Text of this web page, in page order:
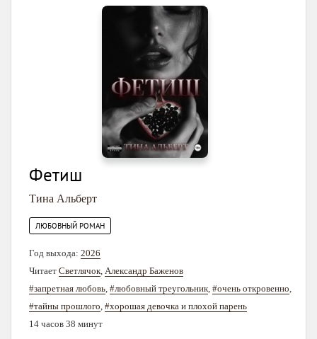
Фетиш
Тина Альберт
ЛЮБОВНЫЙ РОМАН
Год выхода: 2026
Читает Светлячок Александр Баженов
#запретная любовь #любовный треугольник #очень откровенно
#тайны прошлого #хорошая девочка и плохой парень
14 часов 38 минут